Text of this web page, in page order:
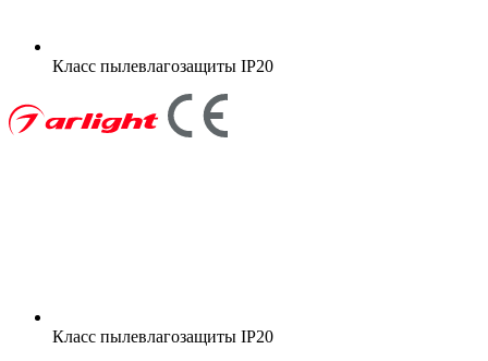
Класс пылевлагозащиты IP20
Класс пылевлагозащиты IP20